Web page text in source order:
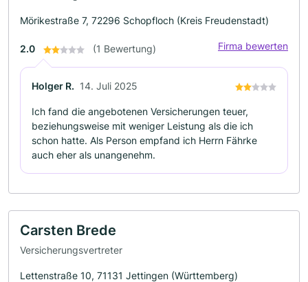
Mörikestraße 7, 72296 Schopfloch (Kreis Freudenstadt)
2.0 (1 Bewertung) Firma bewerten
Holger R. 14. Juli 2025
Ich fand die angebotenen Versicherungen teuer,
beziehungsweise mit weniger Leistung als die ich
schon hatte. Als Person empfand ich Herrn Fährke
auch eher als unangenehm.
Carsten Brede
Versicherungsvertreter
Lettenstraße 10, 71131 Jettingen (Württemberg)